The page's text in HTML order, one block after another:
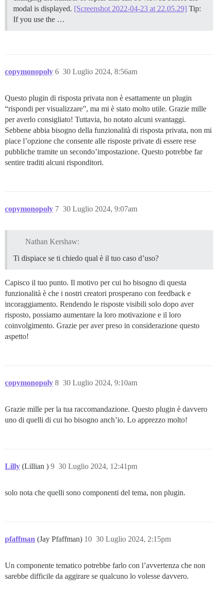
modal is displayed. [Screenshot 2022-04-23 at 22.05.29] Tip:
If you use the …
copymonopoly 30 Luglio 2024, 8:56am
6
Questo plugin di risposta privata non è esattamente un plugin
“rispondi per visualizzare”, ma mi è stato molto utile. Grazie mille
per averlo consigliato! Tuttavia, ho notato alcuni svantaggi.
Sebbene abbia bisogno della funzionalità di risposta privata, non mi
piace l’opzione che consente alle risposte private di essere rese
pubbliche tramite un secondo’impostazione. Questo potrebbe far
sentire traditi alcuni risponditori.
copymonopoly 30 Luglio 2024, 9:07am
7
Nathan Kershaw:
Ti dispiace se ti chiedo qual è il tuo caso d’uso?
Capisco il tuo punto. Il motivo per cui ho bisogno di questa
funzionalità è che i nostri creatori prosperano con feedback e
incoraggiamento. Rendendo le risposte visibili solo dopo aver
risposto, possiamo aumentare la loro motivazione e il loro
coinvolgimento. Grazie per aver preso in considerazione questo
aspetto!
copymonopoly 30 Luglio 2024, 9:10am
8
Grazie mille per la tua raccomandazione. Questo plugin è davvero
uno di quelli di cui ho bisogno anch’io. Lo apprezzo molto!
Lilly (Lillian ) 30 Luglio 2024, 12:41pm
9
solo nota che quelli sono componenti del tema, non plugin.
pfaffman (Jay Pfaffman) 30 Luglio 2024, 2:15pm
10
Un componente tematico potrebbe farlo con l’avvertenza che non
sarebbe difficile da aggirare se qualcuno lo volesse davvero.